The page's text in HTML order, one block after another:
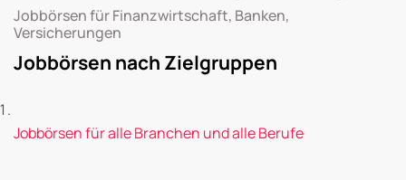
Jobbörsen für Finanzwirtschaft, Banken,
Versicherungen
Jobbörsen nach Zielgruppen
Jobbörsen für alle Branchen und alle Berufe